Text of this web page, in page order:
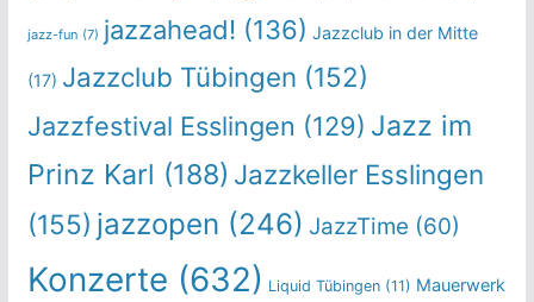
jazz-fun (7) jazzahead! (136) Jazzclub in der Mitte
(17) Jazzclub Tübingen (152)
Jazzfestival Esslingen (129) Jazz im
Prinz Karl (188) Jazzkeller Esslingen
(155) jazzopen (246) JazzTime (60)
Konzerte (632) Liquid Tübingen(11) Mauerwerk